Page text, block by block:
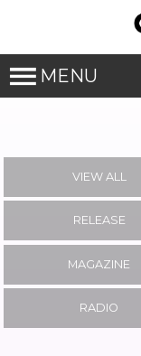
MENU
VIEW ALL
RELEASE
MAGAZINE
RADIO